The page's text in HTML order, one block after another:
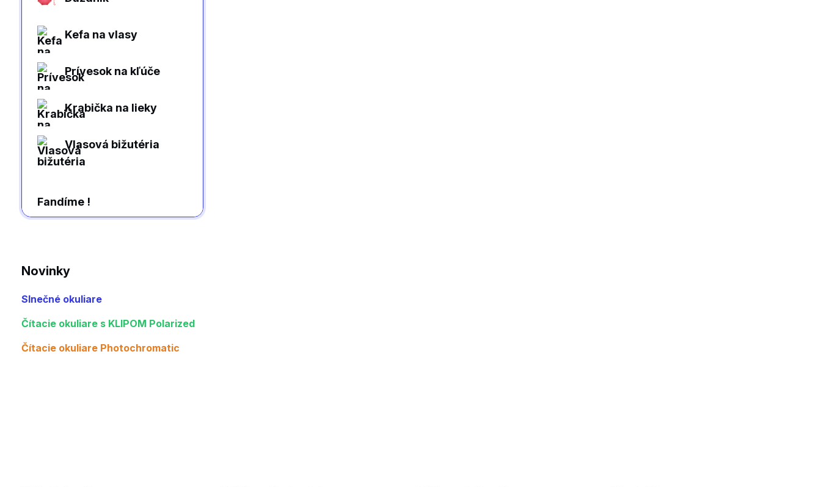
Kefa na vlasy
Prívesok na kľúče
Krabička na lieky
Vlasová bižutéria
Fandíme !
Novinky
Slnečné okuliare
Čítacie okuliare s KLIPOM Polarized
Čítacie okuliare Photochromatic